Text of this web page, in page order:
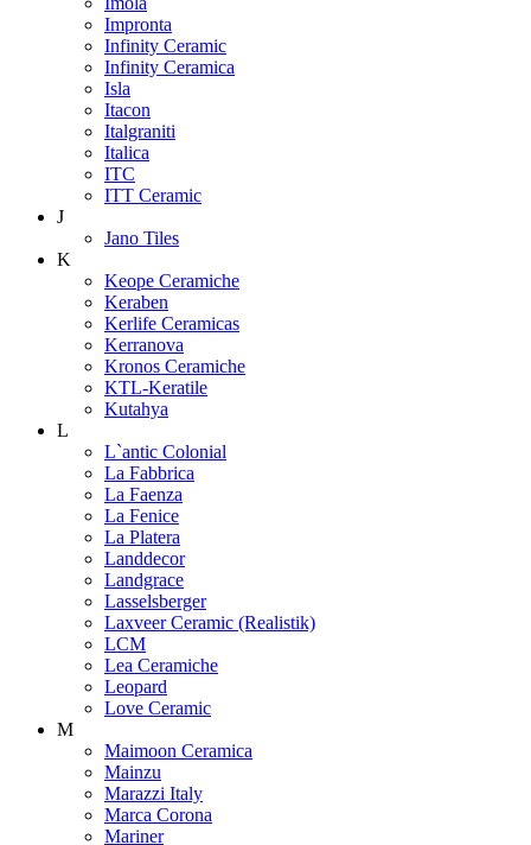
Impronta
Infinity Ceramic
Infinity Ceramica
Isla
Itacon
Italgraniti
Italica
ITC
ITT Ceramic
J
Jano Tiles
K
Keope Ceramiche
Keraben
Kerlife Ceramicas
Kerranova
Kronos Ceramiche
KTL-Keratile
Kutahya
L
L`antic Colonial
La Fabbrica
La Faenza
La Fenice
La Platera
Landdecor
Landgrace
Lasselsberger
Laxveer Ceramic (Realistik)
LCM
Lea Ceramiche
Leopard
Love Ceramic
M
Maimoon Ceramica
Mainzu
Marazzi Italy
Marca Corona
Mariner